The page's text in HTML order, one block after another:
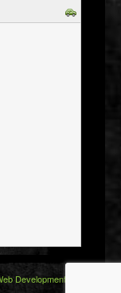
Development